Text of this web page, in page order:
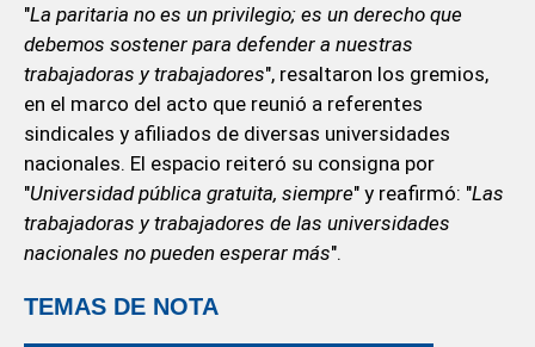
"La paritaria no es un privilegio; es un derecho que
debemos sostener para defender a nuestras
trabajadoras y trabajadores", resaltaron los gremios,
en el marco del acto que reunió a referentes
sindicales y afiliados de diversas universidades
nacionales. El espacio reiteró su consigna por
"Universidad pública gratuita, siempre" y reafirmó: "Las
trabajadoras y trabajadores de las universidades
nacionales no pueden esperar más".
TEMAS DE NOTA